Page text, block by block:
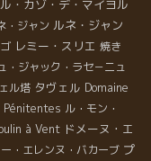
ル・カゾ・デ・マイヨル
・ジャン ルネ・ジャン
レミー・スリエ 焼き
・ジャック・ラセ－ニュ
ル塔 タヴェル Domaine
Pénitentes ル・モン・
à Vent ドメーヌ・エ
・エレンヌ・バカーブ プ